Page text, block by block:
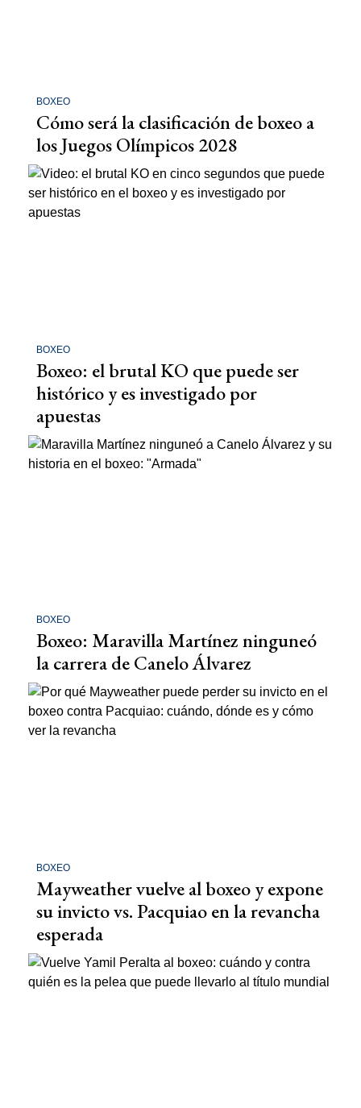
BOXEO
Cómo será la clasificación de boxeo a
los Juegos Olímpicos 2028
BOXEO
Boxeo: el brutal KO que puede ser
histórico y es investigado por
apuestas
BOXEO
Boxeo: Maravilla Martínez ninguneó
la carrera de Canelo Álvarez
BOXEO
Mayweather vuelve al boxeo y expone
su invicto vs. Pacquiao en la revancha
esperada